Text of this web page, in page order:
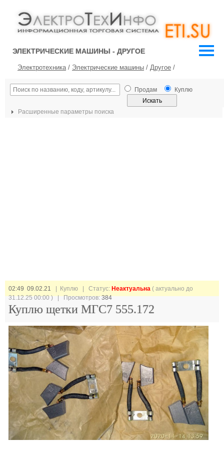
ЭЛЕКТРИЧЕСКИЕ МАШИНЫ - ДРУГОЕ
Электротехника/ Электрические машины / Другое /
Продам Куплю
Расширенные параметры поиска
02:49 09.02.21 | Куплю | Статус: Неактуальна ( актуально до
31.12.25 00:00 ) | Просмотров:384
Куплю щетки МГС7 555.172